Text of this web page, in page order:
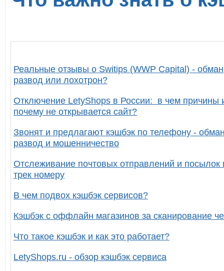
Реальные отзывы о Switips (WWP Capital) -
развод или лохотрон?
Отключение LetyShops в России: в чем причины
почему не открывается сайт?
Звонят и предлагают кэшбэк по телефону -
развод и мошенничество
Отслеживание почтовых отправлений и посылок
трек номеру
В чем подвох кэшбэк сервисов?
Кэшбэк с оффлайн магазинов за сканирование
Что такое кэшбэк и как это работает?
LetyShops.ru - обзор кэшбэк сервиса